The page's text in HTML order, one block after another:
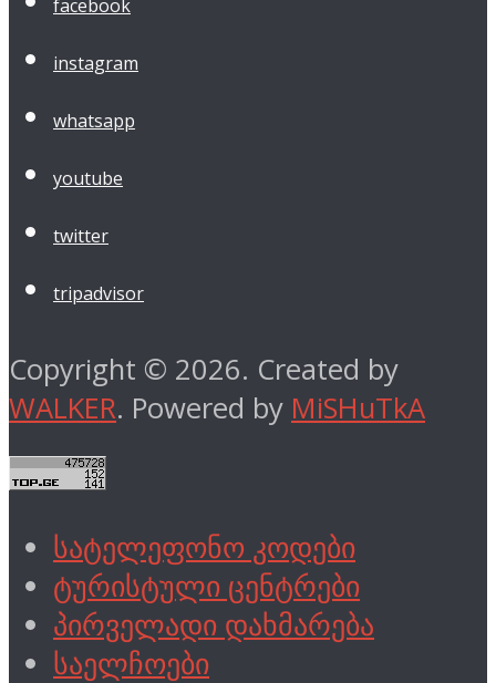
facebook
instagram
whatsapp
youtube
twitter
tripadvisor
Copyright © 2026. Created by
WALKER. Powered by MiSHuTkA
სატელეფონო კოდები
ტურისტული ცენტრები
პირველადი დახმარება
საელჩოები